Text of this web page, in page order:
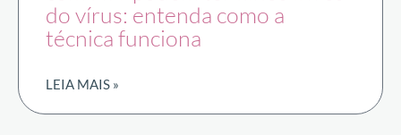
do vírus: entenda como a
técnica funciona
LEIA MAIS »